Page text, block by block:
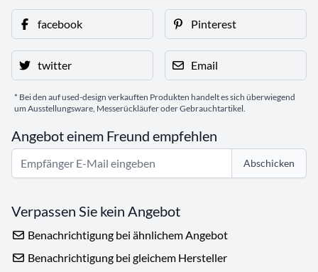
facebook Pinterest
twitter Email
* Bei den auf used-design verkauften Produkten handelt es sich überwiegend
um Ausstellungsware, Messerückläufer oder Gebrauchtartikel.
Angebot einem Freund empfehlen
Abschicken
Verpassen Sie kein Angebot
Benachrichtigung bei ähnlichem Angebot
Benachrichtigung bei gleichem Hersteller